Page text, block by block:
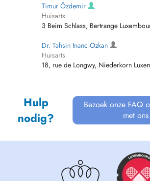
Timur Özdemir
Huisarts
3 Beim Schlass, Bertrange
Dr. Tahsin Inanc Özkan
Huisarts
18, rue de Longwy, Niederkorn
Hulp
nodig?
Bezoek onze FAQ
met